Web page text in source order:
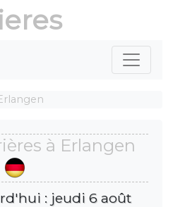
à Erlangen
: jeudi 6 août